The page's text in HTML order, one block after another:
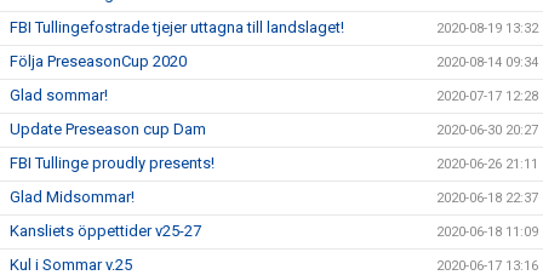
FBI Tullingefostrade tjejer uttagna till landslaget! 2020-08-19 13:32
Följa PreseasonCup 2020 2020-08-14 09:34
Glad sommar! 2020-07-17 12:28
Update Preseason cup Dam 2020-06-30 20:27
FBI Tullinge proudly presents! 2020-06-26 21:11
Glad Midsommar! 2020-06-18 22:37
Kansliets öppettider v25-27 2020-06-18 11:09
Kul i Sommar v.25 2020-06-17 13:16